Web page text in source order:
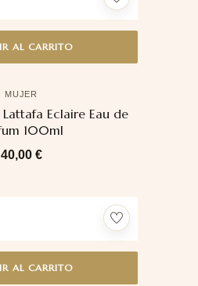
AL CARRITO
MUJER
Eclaire Eau de
100ml
40,00 €
AL CARRITO